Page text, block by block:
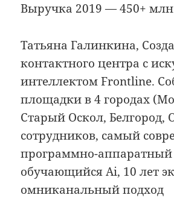
Выручка 2019 — 450+
Татьяна Галинкина,
контактного центра с
интеллектом Frontline.
площадки в 4 городах
Старый Оскол, Белгород,
сотрудников, cамый
программно-аппаратный
обучающийся Ai, 10 лет
омниканальный подход